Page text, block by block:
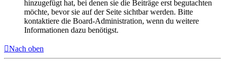
hinzugefügt hat, bei denen sie die Beiträge erst begutachten
möchte, bevor sie auf der Seite sichtbar werden. Bitte
kontaktiere die Board-Administration, wenn du weitere
Informationen dazu benötigst.
Nach oben